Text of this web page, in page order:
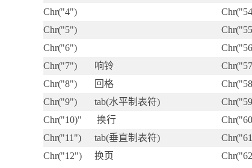
Chr("4")
Chr("5")
Chr("6")
Chr("7")
响铃
Chr("8")
回格
Chr("9")
tab(水平制表符)
Chr("10)"
换行
Chr("11")
tab(垂直制表符)
Chr("12")
换页